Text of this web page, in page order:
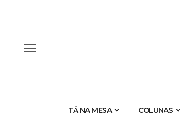
TÁ NA MESA COLUNAS